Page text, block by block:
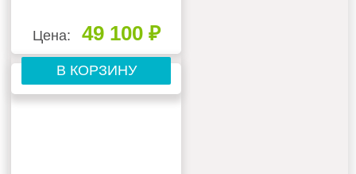
Цена: 49 100 ₽
В КОРЗИНУ